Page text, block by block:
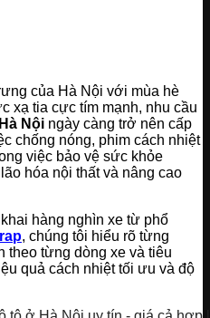
của Hà Nội với mùa hè
xạ tia cực tím mạnh, nhu cầu
Nội ngày càng trở nên cấp
chống nóng, phim cách nhiệt
việc bảo vệ sức khỏe
hóa nội thất và nâng cao
hàng nghìn xe từ phổ
, chúng tôi hiểu rõ từng
theo từng dòng xe và tiêu
quả cách nhiệt tối ưu và độ